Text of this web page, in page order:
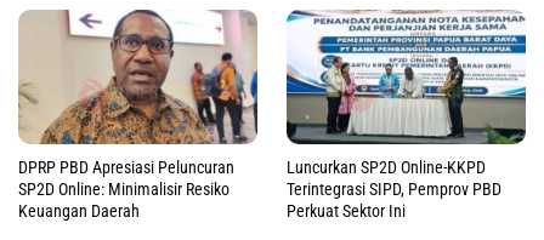
DPRP PBD Apresiasi Peluncuran
SP2D Online: Minimalisir Resiko
Keuangan Daerah
Luncurkan SP2D Online-KKPD
Terintegrasi SIPD, Pemprov PBD
Perkuat Sektor Ini